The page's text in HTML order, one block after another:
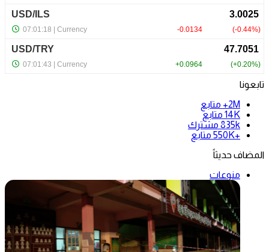
تابعونا
2M+
متابع
14K متابع
835k مشترك
+550K
متابع
المضاف حديثاً
منوعات